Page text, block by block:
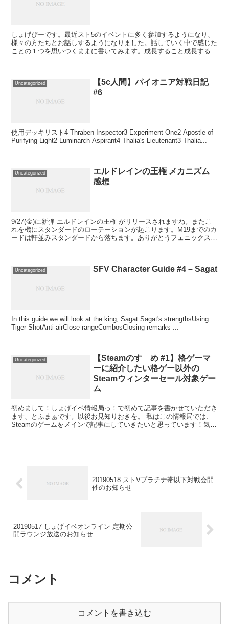
しょげぴーです。最近スト5のイベントに多く参加するようになり、
様々の方たちとお話しするようになりました。話していく中で感じた
ことの１つを思いつくままに書いてみます。成長すること成長するこ
Uncategorized
【5c人間】パイオニア対戦日記
#6
使用デッキリスト4 Thraben Inspector3 Experiment One2 Apostle of
Purifying Light2 Luminarch Aspirant4 Thalia's Lieutenant3 Thalia...
Uncategorized
エルドレインの王権 メカニズム
感想
9/27(金)に新弾 エルドレインの王権 がリリースされますね。またこ
れを機にスタンダードのローテーションが起こります。M19までのカ
ードは軒並みスタンダードから落ちます。ありがとうフェニックス、
Uncategorized SFV Character Guide #4 – Sagat
In this guide we will look at the king, Sagat.Sagat's strengthsUsing
Tiger ShotAnti-airClose rangeCombosClosing remarks ...
Uncategorized
【Steamのすゝめ #1】格ゲーマ
ーに紹介したい格ゲー以外の
Steamウィンターセール対象ゲー
ム
初めまして！しょげイベ情報局っ！で初めて記事を書かせていただき
ます、とふまぁです。以後お見知りおきを。 私はこの情報局では、
Steamのゲームをメインで記事にしていきたいと思っています！気ま
20190518 ストVプラチナ帯以下対戦会開
催のお知らせ
20190517 しょげイベオンライン 定期公
開ラウンジ放送のお知らせ
コメント
コメントを書き込む